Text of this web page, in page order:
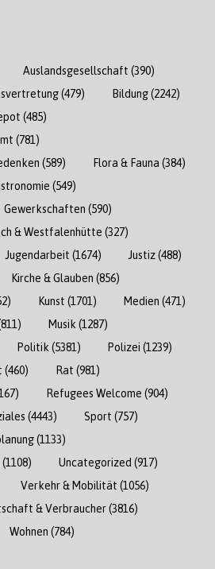
Auslandsgesellschaft (390)
(479) Bildung(2242)
(485)
(781)
(589) Flora & Fauna (384)
(549)
Gewerkschaften (590)
& Westfalenhütte (327)
Jugendarbeit (1674) Justiz(488)
Kirche & Glauben (856)
Kunst (1701) Medien (471)
Musik (1287)
Politik (5381) Polizei (1239)
(460) Rat (981)
Refugees Welcome (904)
(4443) Sport (757)
(1133)
(1108) Uncategorized (917)
Verkehr & Mobilität (1056)
& Verbraucher(3816)
Wohnen (784)